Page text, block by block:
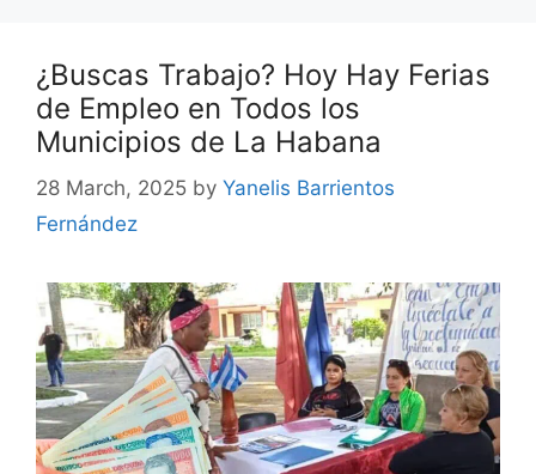
¿Buscas Trabajo? Hoy Hay Ferias
de Empleo en Todos los
Municipios de La Habana
28 March, 2025 by Yanelis Barrientos
Fernández